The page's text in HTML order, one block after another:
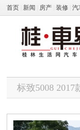
首页 新闻 房产 装修 汽
标致5008 2017